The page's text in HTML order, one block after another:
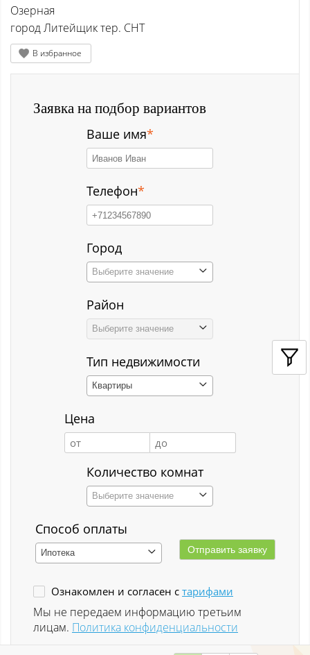
Ерунаково
Заводской р-н
Зеленый Луг
Карагайлинский
Костенково
Красная Горка
Красная Орловка
Кузедеево
Кульчаны
Озерная
город Литейщик тер. СНТ
В избранное
Заявка на подбор вариантов
Ваше имя*
Телефон*
Город
Выберите значение
Район
Выберите значение
Тип недвижимости
Квартиры
Цена
Количество комнат
Выберите значение
Способ оплаты
Ипотека
Ознакомлен и согласен с тарифами
Мы не передаем информацию третьим
лицам. Политика конфиденциальности